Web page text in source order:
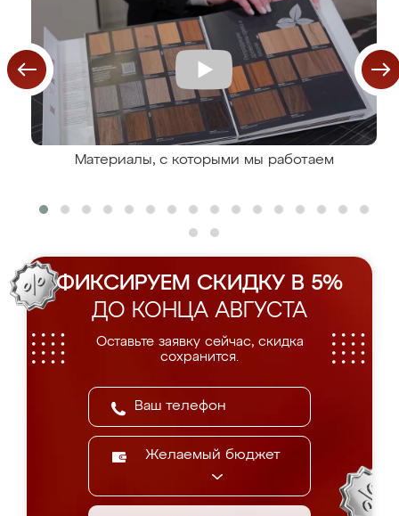
Материалы, с которыми мы работаем
ФИКСИРУЕМ СКИДКУ В 5%
ДО КОНЦА АВГУСТА
Оставьте заявку сейчас, скидка
сохранится.
Желаемый бюджет